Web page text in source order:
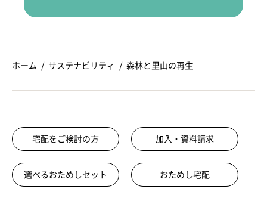
ホーム サステナビリティ 森林と里山の再生
宅配をご検討の方 加入・資料請求
選べるおためしセット おためし宅配